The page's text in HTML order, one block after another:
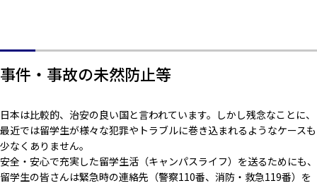
事件・事故の未然防止等
日本は比較的、治安の良い国と言われています。しかし残念なことに、
最近では留学生が様々な犯罪やトラブルに巻き込まれるようなケースも
少なくありません。
安全・安心で充実した留学生活（キャンパスライフ）を送るためにも、
留学生の皆さんは緊急時の連絡先（警察110番、消防・救急119番）を